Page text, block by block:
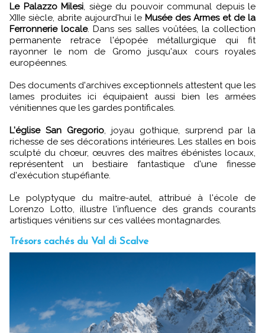
Le Palazzo Milesi, siège du pouvoir communal depuis le
XIIIe siècle, abrite aujourd'hui le Musée des Armes et de la
Ferronnerie locale. Dans ses salles voûtées, la collection
permanente retrace l'épopée métallurgique qui fit
rayonner le nom de Gromo jusqu'aux cours royales
européennes.
Des documents d'archives exceptionnels attestent que les
lames produites ici équipaient aussi bien les armées
vénitiennes que les gardes pontificales.
L'église San Gregorio, joyau gothique, surprend par la
richesse de ses décorations intérieures. Les stalles en bois
sculpté du chœur, œuvres des maîtres ébénistes locaux,
représentent un bestiaire fantastique d'une finesse
d'exécution stupéfiante.
Le polyptyque du maître-autel, attribué à l'école de
Lorenzo Lotto, illustre l'influence des grands courants
artistiques vénitiens sur ces vallées montagnardes.
Trésors cachés du Val di Scalve